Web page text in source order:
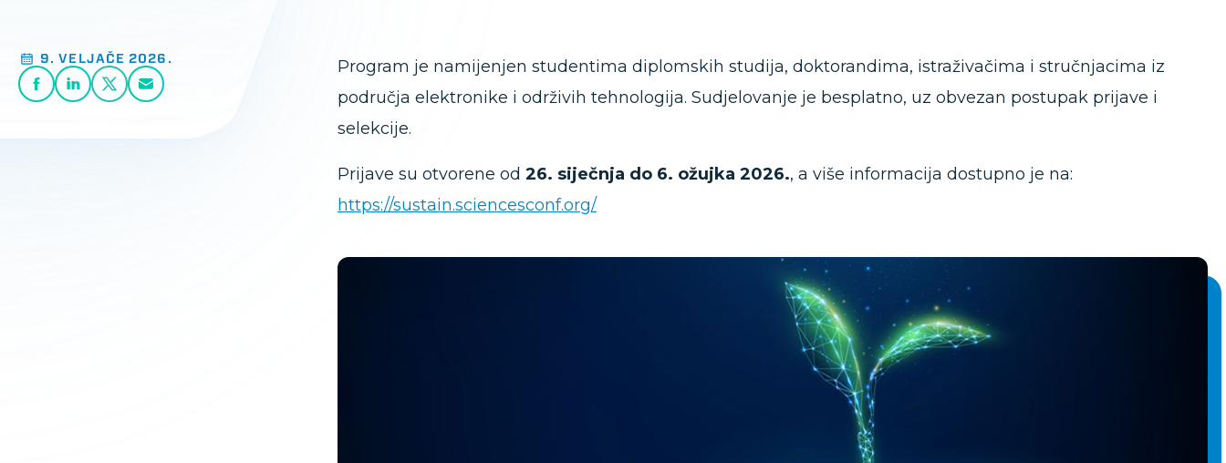
9. VELJAČE 2026.
Program je namijenjen studentima diplomskih studija, doktorandima, istraživačima i stručnjacima iz
područja elektronike i održivih tehnologija. Sudjelovanje je besplatno, uz obvezan postupak prijave i
selekcije.
Prijave su otvorene od 26. siječnja do 6. ožujka 2026., a više informacija dostupno je na:
https://sustain.sciencesconf.org/